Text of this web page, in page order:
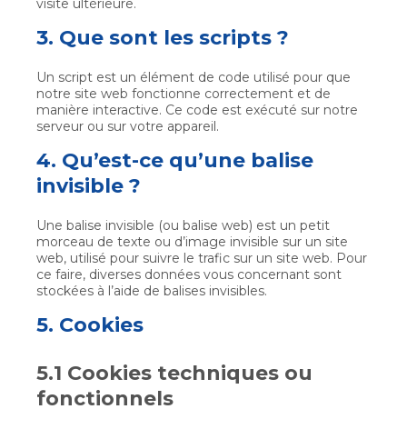
visite ultérieure.
3. Que sont les scripts ?
Un script est un élément de code utilisé pour que
notre site web fonctionne correctement et de
manière interactive. Ce code est exécuté sur notre
serveur ou sur votre appareil.
4. Qu’est-ce qu’une balise
invisible ?
Une balise invisible (ou balise web) est un petit
morceau de texte ou d’image invisible sur un site
web, utilisé pour suivre le trafic sur un site web. Pour
ce faire, diverses données vous concernant sont
stockées à l’aide de balises invisibles.
5. Cookies
5.1 Cookies techniques ou
fonctionnels